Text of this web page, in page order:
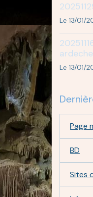
Le 13/01/
ardeche
Le 13/01/
Page
BD
Sites